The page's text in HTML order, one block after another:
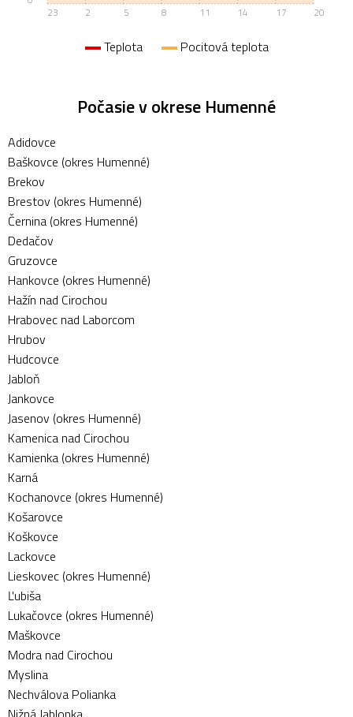
23 2 5 8 11 14 17 20
Teplota Pocitová teplota
Počasie v okrese Humenné
Adidovce
Baškovce (okres Humenné)
Brekov
Brestov (okres Humenné)
Černina (okres Humenné)
Dedačov
Gruzovce
Hankovce (okres Humenné)
Hažín nad Cirochou
Hrabovec nad Laborcom
Hrubov
Hudcovce
Jabloň
Jankovce
Jasenov (okres Humenné)
Kamenica nad Cirochou
Kamienka (okres Humenné)
Karná
Kochanovce (okres Humenné)
Košarovce
Koškovce
Lackovce
Lieskovec (okres Humenné)
Ľubiša
Lukačovce (okres Humenné)
Maškovce
Modra nad Cirochou
Myslina
Nechválova Polianka